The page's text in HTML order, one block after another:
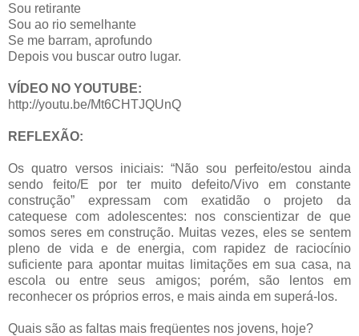
Sou retirante
Sou ao rio semelhante
Se me barram, aprofundo
Depois vou buscar outro lugar.
VÍDEO NO YOUTUBE:
http://youtu.be/Mt6CHTJQUnQ
REFLEXÃO:
Os quatro versos iniciais: “Não sou perfeito/estou ainda
sendo feito/E por ter muito defeito/Vivo em constante
construção” expressam com exatidão o projeto da
catequese com adolescentes: nos conscientizar de que
somos seres em construção. Muitas vezes, eles se sentem
pleno de vida e de energia, com rapidez de raciocínio
suficiente para apontar muitas limitações em sua casa, na
escola ou entre seus amigos; porém, são lentos em
reconhecer os próprios erros, e mais ainda em superá-los.
Quais são as faltas mais freqüentes nos jovens, hoje?